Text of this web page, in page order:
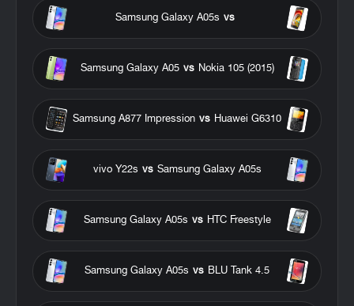
vs
Samsung Galaxy A05s
Nokia 105 (2015)
vs
Samsung Galaxy A05
Huawei G6310
vs
Samsung A877 Impression
Samsung Galaxy A05s
vs
vivo Y22s
HTC Freestyle
vs
Samsung Galaxy A05s
BLU Tank 4.5
vs
Samsung Galaxy A05s